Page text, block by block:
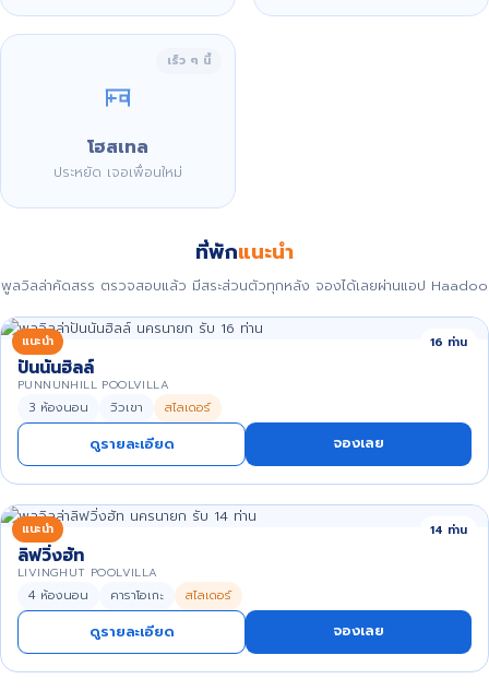
เร็ว ๆ นี้
โฮสเทล
ประหยัด เจอเพื่อนใหม่
ที่พักแนะนำ
พูลวิลล่าคัดสรร ตรวจสอบแล้ว มีสระส่วนตัวทุกหลัง จองได้เลยผ่านแอป Haadoo
แนะนำ 16 ท่าน
ปันนันฮิลล์
PUNNUNHILL POOLVILLA
3 ห้องนอน วิวเขา สไลเดอร์
ดูรายละเอียด จองเลย
แนะนำ 14 ท่าน
ลิฟวิ่งฮัท
LIVINGHUT POOLVILLA
4 ห้องนอน คาราโอเกะ สไลเดอร์
ดูรายละเอียด จองเลย